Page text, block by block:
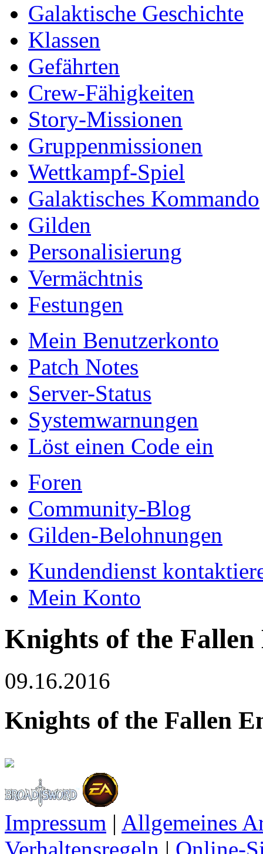
Galaktische Geschichte
Klassen
Gefährten
Crew-Fähigkeiten
Story-Missionen
Gruppenmissionen
Wettkampf-Spiel
Galaktisches Kommando
Gilden
Personalisierung
Vermächtnis
Festungen
Mein Benutzerkonto
Patch Notes
Server-Status
Systemwarnungen
Löst einen Code ein
Foren
Community-Blog
Gilden-Belohnungen
Kundendienst
Mein Konto
Knights of the
09.16.2016
Knights of the Fallen
Impressum | Allgemeines
Verhaltensregeln | Online-